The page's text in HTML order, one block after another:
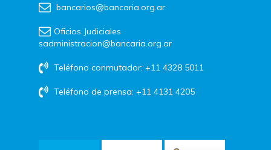
bancarios@bancaria.org.ar
Oficios Judiciales
sadministracion@bancaria.org.ar
Teléfono conmutador: +11 4328 5011
Teléfono de prensa: +11 4131 4205